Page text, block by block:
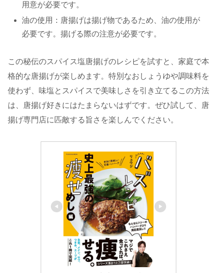
用意が必要です。
油の使用：唐揚げは揚げ物であるため、油の使用が
必要です。揚げる際の注意が必要です。
この秘伝のスパイス塩唐揚げのレシピを試すと、家庭で本
格的な唐揚げが楽しめます。特別なおしょうゆや調味料を
使わず、味塩とスパイスで美味しさを引き立てるこの方法
は、唐揚げ好きにはたまらないはずです。ぜひ試して、唐
揚げ専門店に匹敵する旨さを楽しんでください。